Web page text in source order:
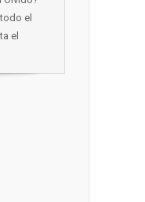
el
el